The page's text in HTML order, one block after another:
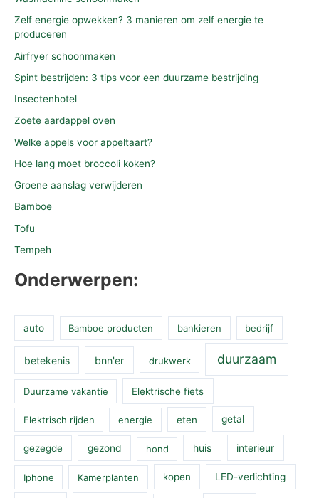
Zelf energie opwekken? 3 manieren om zelf energie te
produceren
Airfryer schoonmaken
Spint bestrijden: 3 tips voor een duurzame bestrijding
Insectenhotel
Zoete aardappel oven
Welke appels voor appeltaart?
Hoe lang moet broccoli koken?
Groene aanslag verwijderen
Bamboe
Tofu
Tempeh
Onderwerpen:
auto Bamboe producten bankieren bedrijf
betekenis bnn'er drukwerk duurzaam
Duurzame vakantie Elektrische fiets
Elektrisch rijden energie eten getal
gezegde gezond hond huis interieur
Iphone Kamerplanten kopen LED-verlichting